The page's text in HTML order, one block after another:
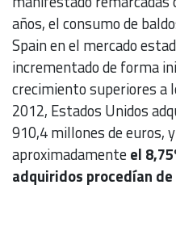
años, el consumo de
Spain en el mercado
incrementado de forma
crecimiento superiores a
2012, Estados Unidos
910,4 millones de euros,
aproximadamenteel
adquiridos procedían